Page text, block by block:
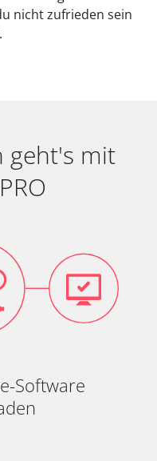
nicht zufrieden sein
geht's mit
Software